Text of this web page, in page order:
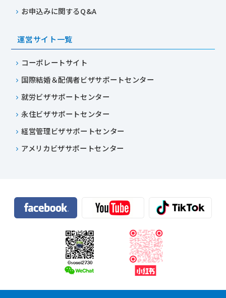
お申込みに関するQ&A
運営サイト一覧
コーポレートサイト
国際結婚＆配偶者ビザサポートセンター
就労ビザサポートセンター
永住ビザサポートセンター
経営管理ビザサポートセンター
アメリカビザサポートセンター